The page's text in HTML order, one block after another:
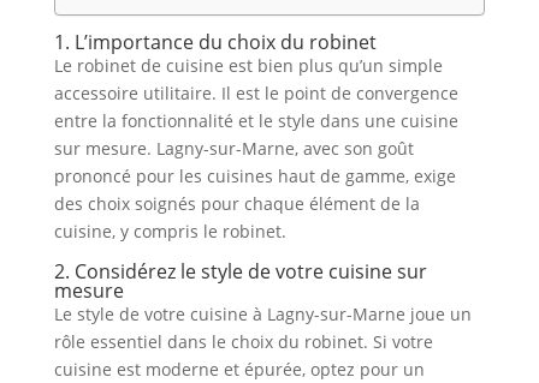
1. L’importance du choix du robinet
Le robinet de cuisine est bien plus qu’un simple
accessoire utilitaire. Il est le point de convergence
entre la fonctionnalité et le style dans une cuisine
sur mesure. Lagny-sur-Marne, avec son goût
prononcé pour les cuisines haut de gamme, exige
des choix soignés pour chaque élément de la
cuisine, y compris le robinet.
2. Considérez le style de votre cuisine sur
mesure
Le style de votre cuisine à Lagny-sur-Marne joue un
rôle essentiel dans le choix du robinet. Si votre
cuisine est moderne et épurée, optez pour un